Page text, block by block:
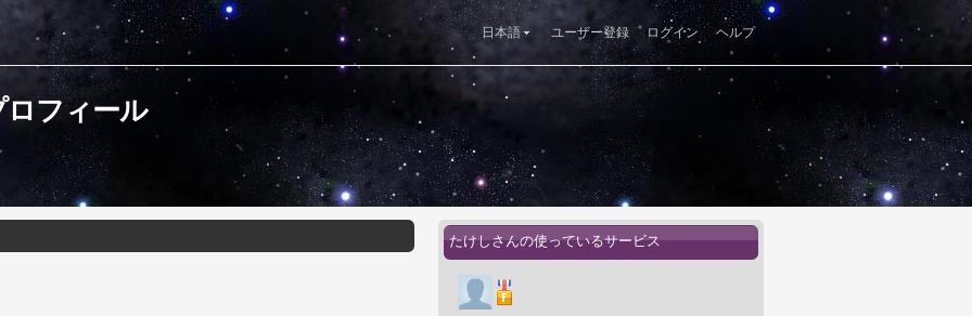
日本語 ユーザー登録 ログイン ヘルプ
フィール
たけしさんの使っているサービス